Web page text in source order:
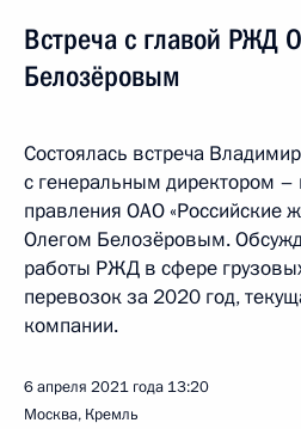
Встреча с главой РЖД
Белозёровым
Состоялась встреча
с генеральным директором –
правления ОАО «Российские
Олегом Белозёровым.
работы РЖД в сфере
перевозок за 2020 год,
компании.
6 апреля 2021 года 13:20
Москва, Кремль